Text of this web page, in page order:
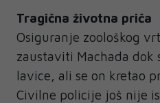
Tragična životna priča
Osiguranje zoološkog
zaustaviti Machada dok
lavice, ali se on kretao
Civilne policije još nije